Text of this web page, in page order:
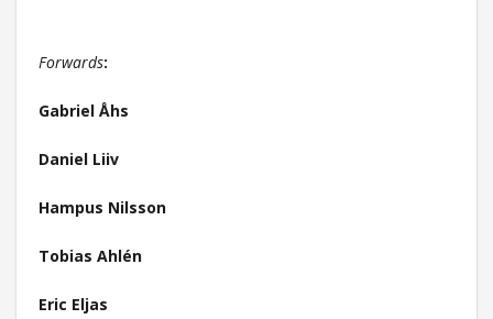
Forwards:
Gabriel Åhs
Daniel Liiv
Hampus Nilsson
Tobias Ahlén
Eric Eljas